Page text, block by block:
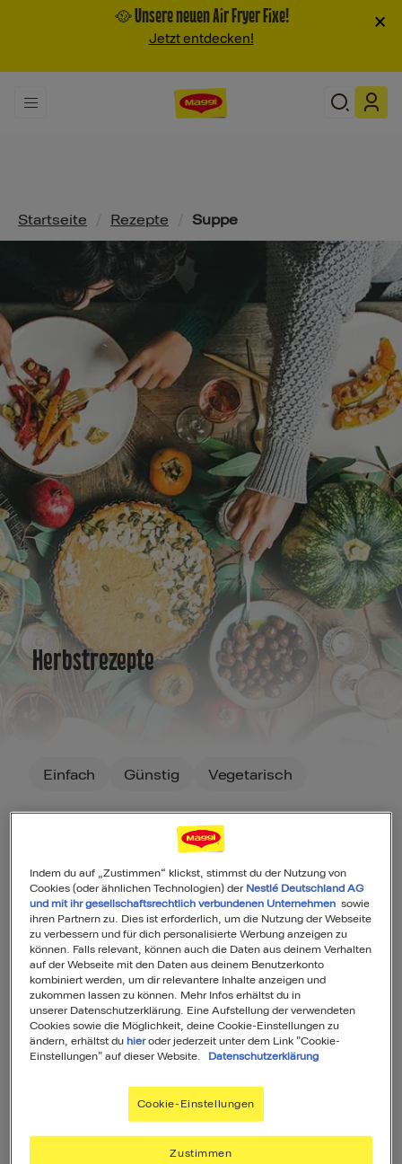
🥘 Unsere neuen Air Fryer Fixe!
Jetzt entdecken!
×
Pfadnavigation
Startseite Rezepte Suppe
Herbstrezepte
Einfach Günstig Vegetarisch
Spargelcremesuppe
Indem du auf „Zustimmen“ klickst, stimmst du der Nutzung von
Cookies (oder ähnlichen Technologien) der Nestlé Deutschland AG
und mit ihr gesellschaftsrechtlich verbundenen Unternehmen sowie
ihren Partnern zu. Dies ist erforderlich, um die Nutzung der Webseite
zu verbessern und für dich personalisierte Werbung anzeigen zu
können. Falls relevant, können auch die Daten aus deinem Verhalten
auf der Webseite mit den Daten aus deinem Benutzerkonto
kombiniert werden, um dir relevantere Inhalte anzeigen und
zukommen lassen zu können. Mehr Infos erhältst du in
unserer Datenschutzerklärung. Eine Aufstellung der verwendeten
Cookies sowie die Möglichkeit, deine Cookie-Einstellungen zu
ändern, erhältst duhieroder jederzeit unter dem Link "Cookie-
Einstellungen" auf dieser Website.
Datenschutzerklärung
Cookie-Einstellungen
Zustimmen